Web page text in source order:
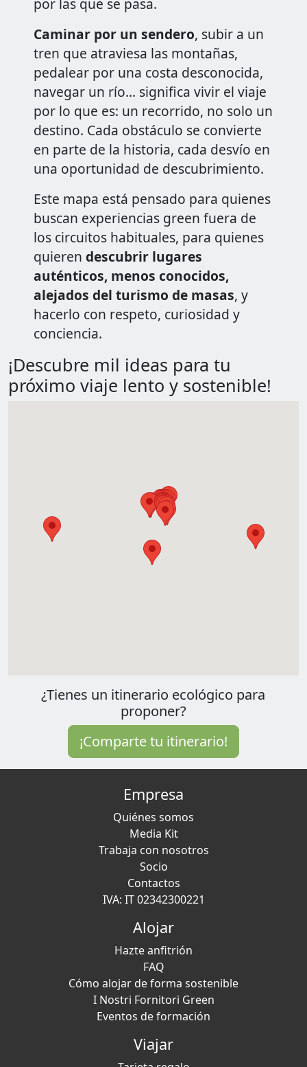
por las que se pasa.
Caminar por un sendero, subir a un
tren que atraviesa las montañas,
pedalear por una costa desconocida,
navegar un río… significa vivir el viaje
por lo que es: un recorrido, no solo un
destino. Cada obstáculo se convierte
en parte de la historia, cada desvío en
una oportunidad de descubrimiento.
Este mapa está pensado para quienes
buscan experiencias green fuera de
los circuitos habituales, para quienes
quierendescubrir lugares
auténticos, menos conocidos,
alejados del turismo de masas, y
hacerlo con respeto, curiosidad y
conciencia.
¡Descubre mil ideas para tu
próximo viaje lento y sostenible!
¿Tienes un itinerario ecológico para
proponer?
¡Comparte tu itinerario!
Empresa
Quiénes somos
Media Kit
Trabaja con nosotros
Socio
Contactos
IVA: IT 02342300221
Alojar
Hazte anfitrión
FAQ
Cómo alojar de forma sostenible
I Nostri Fornitori Green
Eventos de formación
Viajar